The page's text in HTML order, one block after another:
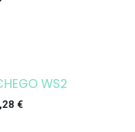
WS2
€